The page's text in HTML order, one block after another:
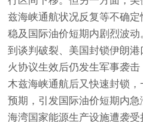
兹海峡通航状况反复等不确
稳及国际油价短期内剧烈波
到谈判破裂、美国封锁伊朗
火协议生效后仍发生军事袭
木兹海峡通航后又快速封锁
预期，引发国际油价短期内急
海湾国家能源生产设施遭袭受